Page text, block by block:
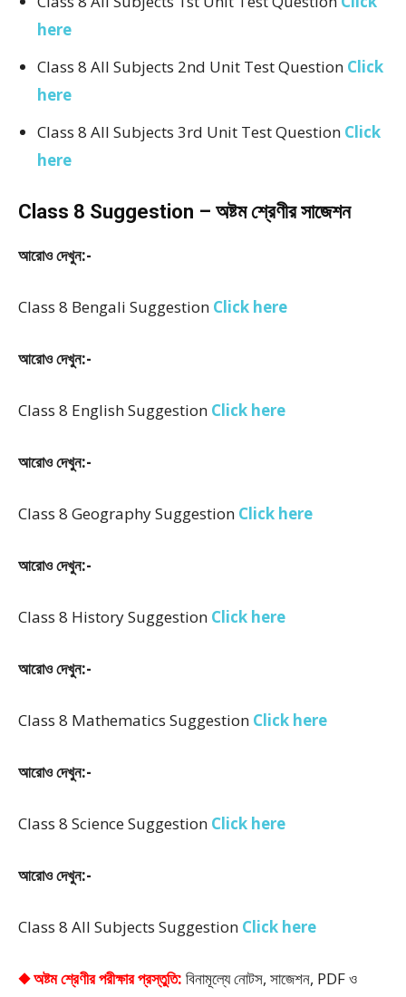
here
Class 8 All Subjects 2nd Unit Test Question Click
here
Class 8 All Subjects 3rd Unit Test Question Click
here
Class 8 Suggestion – অষ্টম শ্রেণীর সাজেশন
আরোও দেখুন:-
Class 8 Bengali Suggestion Click here
আরোও দেখুন:-
Class 8 English Suggestion Click here
আরোও দেখুন:-
Class 8 Geography Suggestion Click here
আরোও দেখুন:-
Class 8 History Suggestion Click here
আরোও দেখুন:-
Class 8 Mathematics Suggestion Click here
আরোও দেখুন:-
Class 8 Science Suggestion Click here
আরোও দেখুন:-
Class 8 All Subjects Suggestion Click here
◆ অষ্টম শ্রেণীর পরীক্ষার প্রস্তুতি: বিনামূল্যে নোটস, সাজেশন, PDF ও